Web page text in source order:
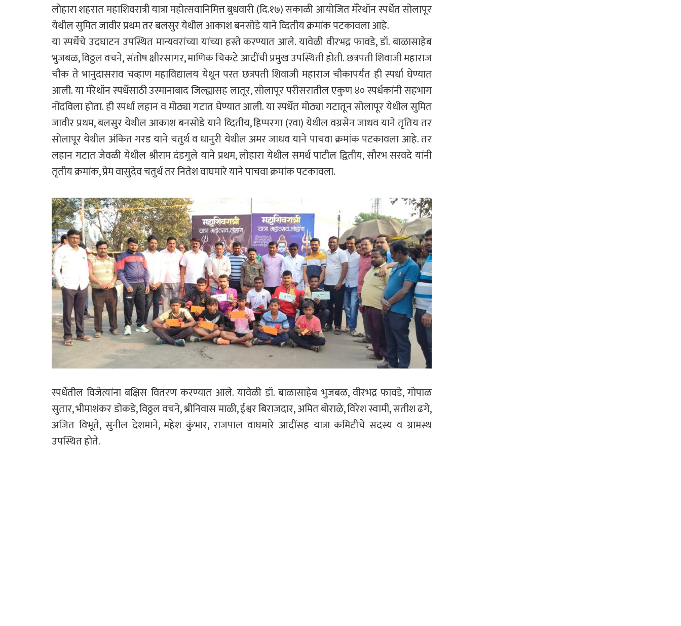
लोहारा शहरात महाशिवरात्री यात्रा महोत्सवानिमित्त बुधवारी (दि.१७) सकाळी आयोजित मॅरेथॉन स्पर्धेत सोलापूर
येथील सुमित जावीर प्रथम तर बलसुर येथील आकाश बनसोडे याने व्दितीय क्रमांक पटकावला आहे.
या स्पर्धेचे उदघाटन उपस्थित मान्यवरांच्या यांच्या हस्ते करण्यात आले. यावेळी वीरभद्र फावडे, डॉ. बाळासाहेब
भुजबळ, विठ्ठल वचने, संतोष क्षीरसागर, माणिक चिकटे आदींची प्रमुख उपस्थिती होती. छत्रपती शिवाजी महाराज
चौक ते भानुदासराव चव्हाण महाविद्यालय येथून परत छत्रपती शिवाजी महाराज चौकापर्यंत ही स्पर्धा घेण्यात
आली. या मॅरेथॉन स्पर्धेसाठी उस्मानाबाद जिल्ह्यासह लातूर, सोलापूर परीसरातील एकुण ४० स्पर्धकांनी सहभाग
नोंदविला होता. ही स्पर्धा लहान व मोठ्या गटात घेण्यात आली. या स्पर्धेत मोठ्या गटातून सोलापूर येथील सुमित
जावीर प्रथम, बलसुर येथील आकाश बनसोडे याने व्दितीय, हिप्परगा (रवा) येथील वग्रसेन जाधव याने तृतिय तर
सोलापूर येथील अंकित गरड याने चतुर्थ व धानुरी येथील अमर जाधव याने पाचवा क्रमांक पटकावला आहे. तर
लहान गटात जेवळी येथील श्रीराम दंडगुले याने प्रथम, लोहारा येथील समर्थ पाटील द्वितीय, सौरभ सरवदे यांनी
तृतीय क्रमांक, प्रेम वासुदेव चतुर्थ तर नितेश वाघमारे याने पाचवा क्रमांक पटकावला.
स्पर्धेतील विजेत्यांना बक्षिस वितरण करण्यात आले. यावेळी डॉ. बाळासाहेब भुजबळ, वीरभद्र फावडे, गोपाळ
सुतार, भीमाशंकर डोकडे, विठ्ठल वचने, श्रीनिवास माळी, ईश्वर बिराजदार, अमित बोराळे, विरेश स्वामी, सतीश ढगे,
अजित विभूते, सुनील देशमाने, महेश कुंभार, राजपाल वाघमारे आदींसह यात्रा कमिटीचे सदस्य व ग्रामस्थ
उपस्थित होते.